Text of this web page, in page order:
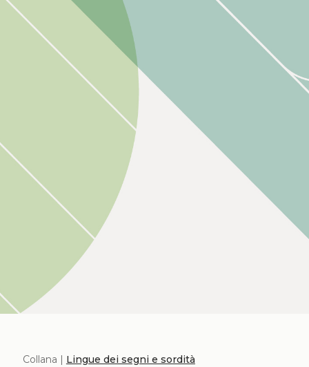
Collana | Lingue dei segni e sordità